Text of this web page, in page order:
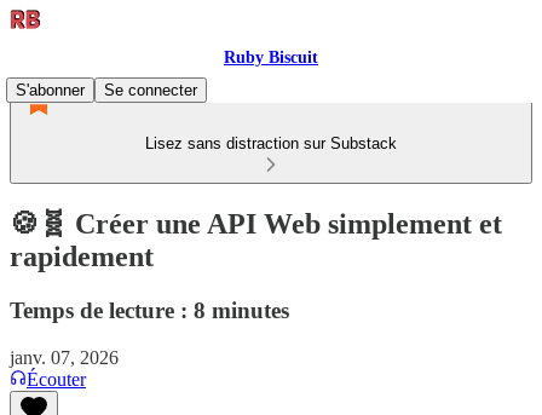
Ruby Biscuit
S'abonner
Se connecter
Lisez sans distraction sur Substack
🍪🧬 Créer une API Web simplement et
rapidement
Temps de lecture : 8 minutes
janv. 07, 2026
Écouter